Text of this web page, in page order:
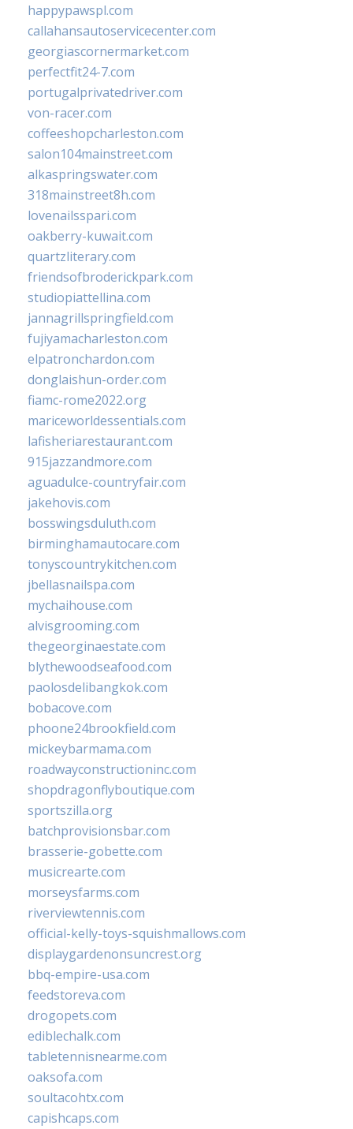
happypawspl.com
callahansautoservicecenter.com
georgiascornermarket.com
perfectfit24-7.com
portugalprivatedriver.com
von-racer.com
coffeeshopcharleston.com
salon104mainstreet.com
alkaspringswater.com
318mainstreet8h.com
lovenailsspari.com
oakberry-kuwait.com
quartzliterary.com
friendsofbroderickpark.com
studiopiattellina.com
jannagrillspringfield.com
fujiyamacharleston.com
elpatronchardon.com
donglaishun-order.com
fiamc-rome2022.org
mariceworldessentials.com
lafisheriarestaurant.com
915jazzandmore.com
aguadulce-countryfair.com
jakehovis.com
bosswingsduluth.com
birminghamautocare.com
tonyscountrykitchen.com
jbellasnailspa.com
mychaihouse.com
alvisgrooming.com
thegeorginaestate.com
blythewoodseafood.com
paolosdelibangkok.com
bobacove.com
phoone24brookfield.com
mickeybarmama.com
roadwayconstructioninc.com
shopdragonflyboutique.com
sportszilla.org
batchprovisionsbar.com
brasserie-gobette.com
musicrearte.com
morseysfarms.com
riverviewtennis.com
official-kelly-toys-squishmallows.com
displaygardenonsuncrest.org
bbq-empire-usa.com
feedstoreva.com
drogopets.com
ediblechalk.com
tabletennisnearme.com
oaksofa.com
soultacohtx.com
capishcaps.com